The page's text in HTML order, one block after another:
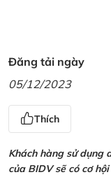
Đăng tải ngày
05/12/2023
Thích
Khách hàng sử dụng
của BIDV sẽ có cơ